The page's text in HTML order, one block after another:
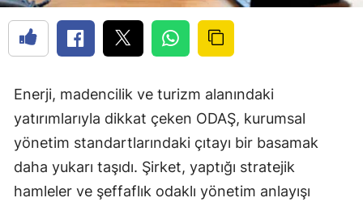
Enerji, madencilik ve turizm alanındaki
yatırımlarıyla dikkat çeken ODAŞ, kurumsal
yönetim standartlarındaki çıtayı bir basamak
daha yukarı taşıdı. Şirket, yaptığı stratejik
hamleler ve şeffaflık odaklı yönetim anlayışı